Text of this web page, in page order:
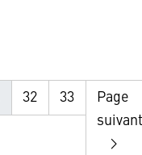
32 33
Page